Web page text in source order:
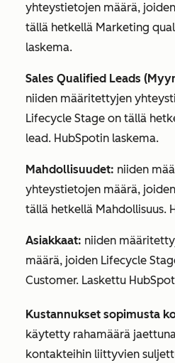
yhteystietojen määrä, joiden
tällä hetkellä Marketing
laskema.
Sales Qualified Leads
niiden määritettyjen
Lifecycle Stage on tällä
lead. HubSpotin laskema.
Mahdollisuudet: niiden
yhteystietojen määrä, joiden
tällä hetkellä Mahdollisuus.
Asiakkaat: niiden
määrä, joiden Lifecycle
Customer. Laskettu
Kustannukset sopimusta
käytetty rahamäärä
kontakteihin liittyvien